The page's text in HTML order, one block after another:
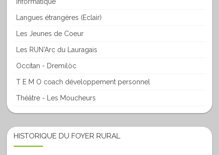
Informatique
Langues étrangères (Eclair)
Les Jeunes de Coeur
Les RUN'Arc du Lauragais
Occitan - Dremilòc
T E M O coach développement personnel
Théâtre - Les Moucheurs
HISTORIQUE DU FOYER RURAL